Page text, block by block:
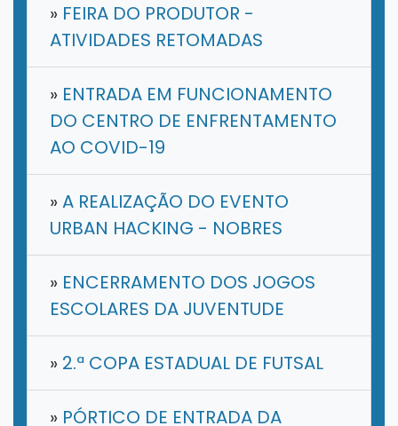
» FEIRA DO PRODUTOR -
ATIVIDADES RETOMADAS
» ENTRADA EM FUNCIONAMENTO
DO CENTRO DE ENFRENTAMENTO
AO COVID-19
»A REALIZAÇÃO DO EVENTO
URBAN HACKING - NOBRES
» ENCERRAMENTO DOS JOGOS
ESCOLARES DA JUVENTUDE
» 2.ª COPA ESTADUAL DE FUTSAL
» PÓRTICO DE ENTRADA DA